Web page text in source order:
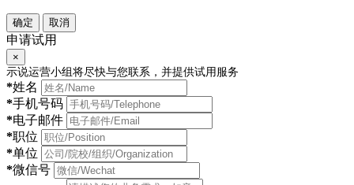
确定 取消
申请试用
×
示说运营小组将尽快与您联系，并提供试用服务
*姓名
*手机号码
*电子邮件
*职位
*单位
*微信号